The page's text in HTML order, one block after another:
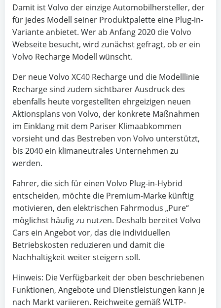
Damit ist Volvo der einzige Automobilhersteller, der
für jedes Modell seiner Produktpalette eine Plug-in-
Variante anbietet. Wer ab Anfang 2020 die Volvo
Webseite besucht, wird zunächst gefragt, ob er ein
Volvo Recharge Modell wünscht.
Der neue Volvo XC40 Recharge und die Modelllinie
Recharge sind zudem sichtbarer Ausdruck des
ebenfalls heute vorgestellten ehrgeizigen neuen
Aktionsplans von Volvo, der konkrete Maßnahmen
im Einklang mit dem Pariser Klimaabkommen
vorsieht und das Bestreben von Volvo unterstützt,
bis 2040 ein klimaneutrales Unternehmen zu
werden.
Fahrer, die sich für einen Volvo Plug-in-Hybrid
entscheiden, möchte die Premium-Marke künftig
motivieren, den elektrischen Fahrmodus „Pure“
möglichst häufig zu nutzen. Deshalb bereitet Volvo
Cars ein Angebot vor, das die individuellen
Betriebskosten reduzieren und damit die
Nachhaltigkeit weiter steigern soll.
Hinweis: Die Verfügbarkeit der oben beschriebenen
Funktionen, Angebote und Dienstleistungen kann je
nach Markt variieren. Reichweite gemäß WLTP-